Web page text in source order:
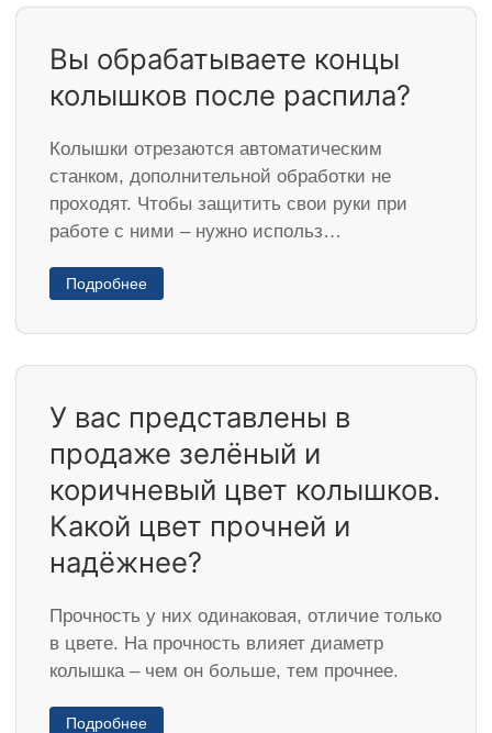
Вы обрабатываете концы
колышков после распила?
Колышки отрезаются автоматическим
станком, дополнительной обработки не
проходят. Чтобы защитить свои руки при
работе с ними – нужно использ…
Подробнее
У вас представлены в
продаже зелёный и
коричневый цвет колышков.
Какой цвет прочней и
надёжнее?
Прочность у них одинаковая, отличие только
в цвете. На прочность влияет диаметр
колышка – чем он больше, тем прочнее.
Подробнее